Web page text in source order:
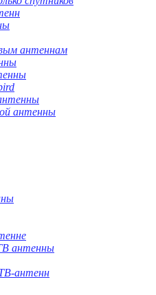
антеннам
антенны
антенны
антенн